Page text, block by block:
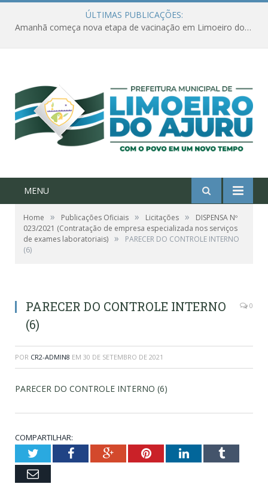
ÚLTIMAS PUBLICAÇÕES:
Amanhã começa nova etapa de vacinação em Limoeiro do Ajuru para idosos com 65 ou mais
MENU
Home » Publicações Oficiais » Licitações »
DISPENSA Nº
023/2021 (Contratação de empresa especializada nos serviços
de exames laboratoriais) »
PARECER DO CONTROLE INTERNO
(6)
PARECER DO CONTROLE INTERNO
(6)
0
POR CR2-ADMIN8 EM 30 DE SETEMBRO DE 2021
PARECER DO CONTROLE INTERNO (6)
COMPARTILHAR:
TwitterFacebookGoogle+PinterestLinkedInTumblr
Email